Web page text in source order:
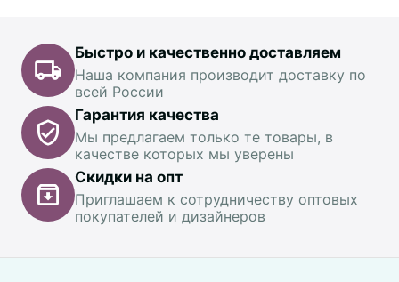
Быстро и качественно доставляем
Наша компания производит доставку по
всей России
Гарантия качества
Мы предлагаем только те товары, в
качестве которых мы уверены
Скидки на опт
Приглашаем к сотрудничеству оптовых
покупателей и дизайнеров